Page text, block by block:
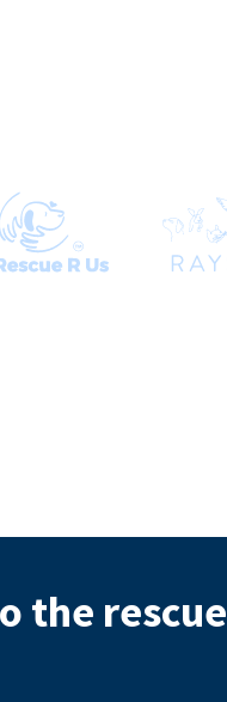
the rescue